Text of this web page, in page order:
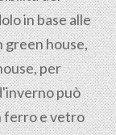
in base alle
green house,
per
può
ferro e vetro